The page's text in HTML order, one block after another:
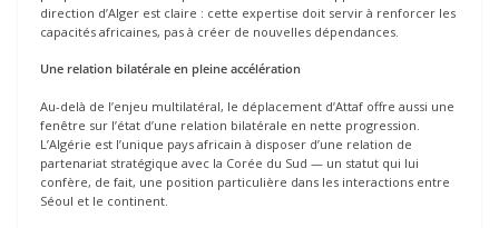
direction d’Alger est claire : cette expertise doit servir à renforcer les
capacités africaines, pas à créer de nouvelles dépendances.
Une relation bilatérale en pleine accélération
Au-delà de l’enjeu multilatéral, le déplacement d’Attaf offre aussi une
fenêtre sur l’état d’une relation bilatérale en nette progression.
L’Algérie est l’unique pays africain à disposer d’une relation de
partenariat stratégique avec la Corée du Sud — un statut qui lui
confère, de fait, une position particulière dans les interactions entre
Séoul et le continent.